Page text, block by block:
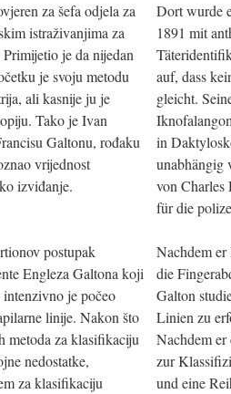
za šefa odjela za
istraživanjima za
je da nijedan
je svoju metodu
ali kasnije ju je
Tako je Ivan
Galtonu, rođaku
vrijednost
izviđanje.
Dort wurde
1891 mit
auf, dass
gleicht.
in
unabhängig
von
für die
postupak
Engleza Galtona koji
je počeo
linije. Nakon što
metoda za klasifikaciju
nedostatke,
za klasifikaciju
Nachdem
die
Galton
Linien zu
Nachdem er
zur
und eine